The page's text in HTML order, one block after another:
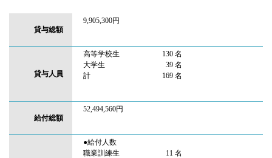
貸与総額
9,905,300円
貸与人員
高等学校生
130 名
大学生
39 名
計
169 名
給付総額
52,494,560円
●給付人数
職業訓練生
11 名